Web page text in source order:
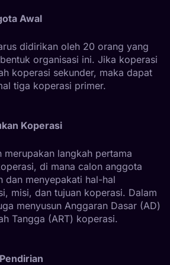
Awal
didirikan oleh 20 orang yang
organisasi ini. Jika koperasi
koperasi sekunder, maka dapat
tiga koperasi primer.
Koperasi
merupakan langkah pertama
di mana calon anggota
dan menyepakati hal-hal
misi, dan tujuan koperasi. Dalam
menyusun Anggaran Dasar (AD)
Tangga (ART) koperasi.